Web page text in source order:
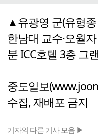
▲유광영 군(유형
한남대 교수·오월
분 ICC호텔 3층 그
중도일보
수집, 재배포 금지
기자의 다른 기사 모음 ▶